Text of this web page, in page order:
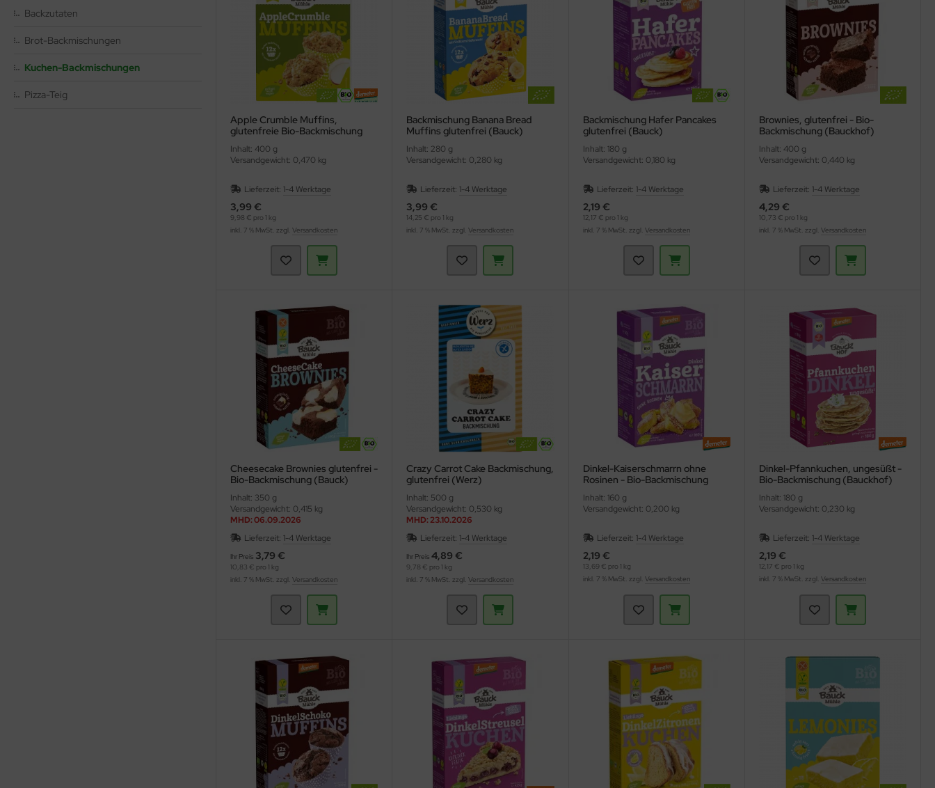
Backzutaten
Brot-Backmischungen
Kuchen-Backmischungen
Pizza-Teig
Apple Crumble Muffins,
glutenfreie Bio-Backmischung
Inhalt: 400 g
Versandgewicht: 0,470 kg
Lieferzeit: 1-4 Werktage
3,99 €
9,98 € pro 1 kg
inkl. 7 % MwSt. zzgl. Versandkosten
Backmischung Banana Bread
Muffins glutenfrei (Bauck)
Inhalt: 280 g
Versandgewicht: 0,280 kg
Lieferzeit:1-4 Werktage
3,99 €
14,25 € pro 1 kg
inkl. 7 % MwSt. zzgl.Versandkosten
Backmischung Hafer Pancakes
glutenfrei (Bauck)
Inhalt: 180 g
Versandgewicht: 0,180 kg
Lieferzeit: 1-4 Werktage
2,19 €
12,17 € pro 1 kg
inkl. 7 % MwSt. zzgl. Versandkosten
Brownies, glutenfrei - Bio-
Backmischung (Bauckhof)
Inhalt: 400 g
Versandgewicht: 0,440 kg
Lieferzeit: 1-4 Werktage
4,29 €
10,73 € pro 1 kg
inkl. 7 % MwSt. zzgl. Versandkosten
Cheesecake Brownies glutenfrei -
Bio-Backmischung (Bauck)
Inhalt: 350 g
Versandgewicht: 0,415 kg
MHD: 06.09.2026
Lieferzeit: 1-4 Werktage
Ihr Preis 3,79 €
10,83 € pro 1 kg
inkl. 7 % MwSt. zzgl. Versandkosten
Crazy Carrot Cake Backmischung,
glutenfrei (Werz)
Inhalt: 500 g
Versandgewicht: 0,530 kg
MHD: 23.10.2026
Lieferzeit:1-4 Werktage
Ihr Preis 4,89 €
9,78 € pro 1 kg
inkl. 7 % MwSt. zzgl.Versandkosten
Dinkel-Kaiserschmarrn ohne
Rosinen - Bio-Backmischung
Inhalt: 160 g
Versandgewicht: 0,200 kg
Lieferzeit: 1-4 Werktage
2,19 €
13,69 € pro 1 kg
inkl. 7 % MwSt. zzgl. Versandkosten
Dinkel-Pfannkuchen, ungesüßt -
Bio-Backmischung (Bauckhof)
Inhalt: 180 g
Versandgewicht: 0,230 kg
Lieferzeit: 1-4 Werktage
2,19 €
12,17 € pro 1 kg
inkl. 7 % MwSt. zzgl. Versandkosten
& Butterfett
& Lippenpflege
und Pflegemittel